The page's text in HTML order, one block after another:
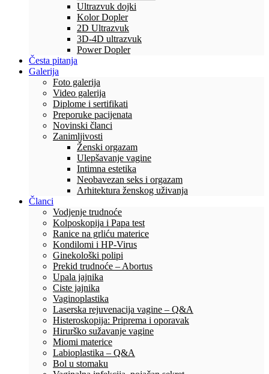
Ultrazvuk dojki
Kolor Dopler
2D Ultrazvuk
3D-4D ultrazvuk
Power Dopler
Česta pitanja
Galerija
Foto galerija
Video galerija
Diplome i sertifikati
Preporuke pacijenata
Novinski članci
Zanimljivosti
Ženski orgazam
Ulepšavanje vagine
Intimna estetika
Neobavezan seks i orgazam
Arhitektura ženskog uživanja
Članci
Vodjenje trudnoće
Kolposkopija i Papa test
Ranice na grliću materice
Kondilomi i HP-Virus
Ginekološki polipi
Prekid trudnoće – Abortus
Upala jajnika
Ciste jajnika
Vaginoplastika
Laserska rejuvenacija vagine – Q&A
Histeroskopija: Priprema i oporavak
Hirurško sužavanje vagine
Miomi materice
Labioplastika – Q&A
Bol u stomaku